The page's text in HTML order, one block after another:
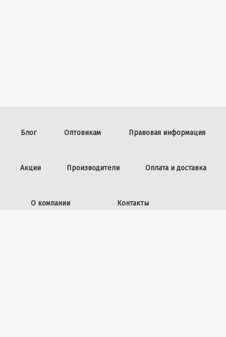
Блог Оптовикам Правовая информация
Акции Производители Оплата и доставка
О компании Контакты